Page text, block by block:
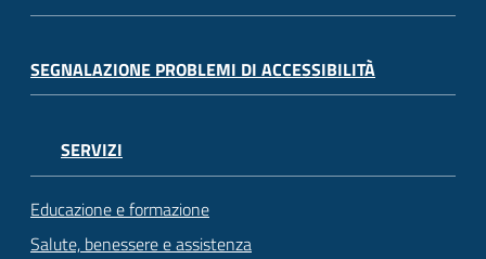
SEGNALAZIONE PROBLEMI DI ACCESSIBILITÀ
SERVIZI
Educazione e formazione
Salute, benessere e assistenza